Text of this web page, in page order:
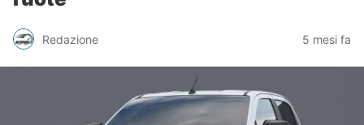
Redazione 5 mesi fa